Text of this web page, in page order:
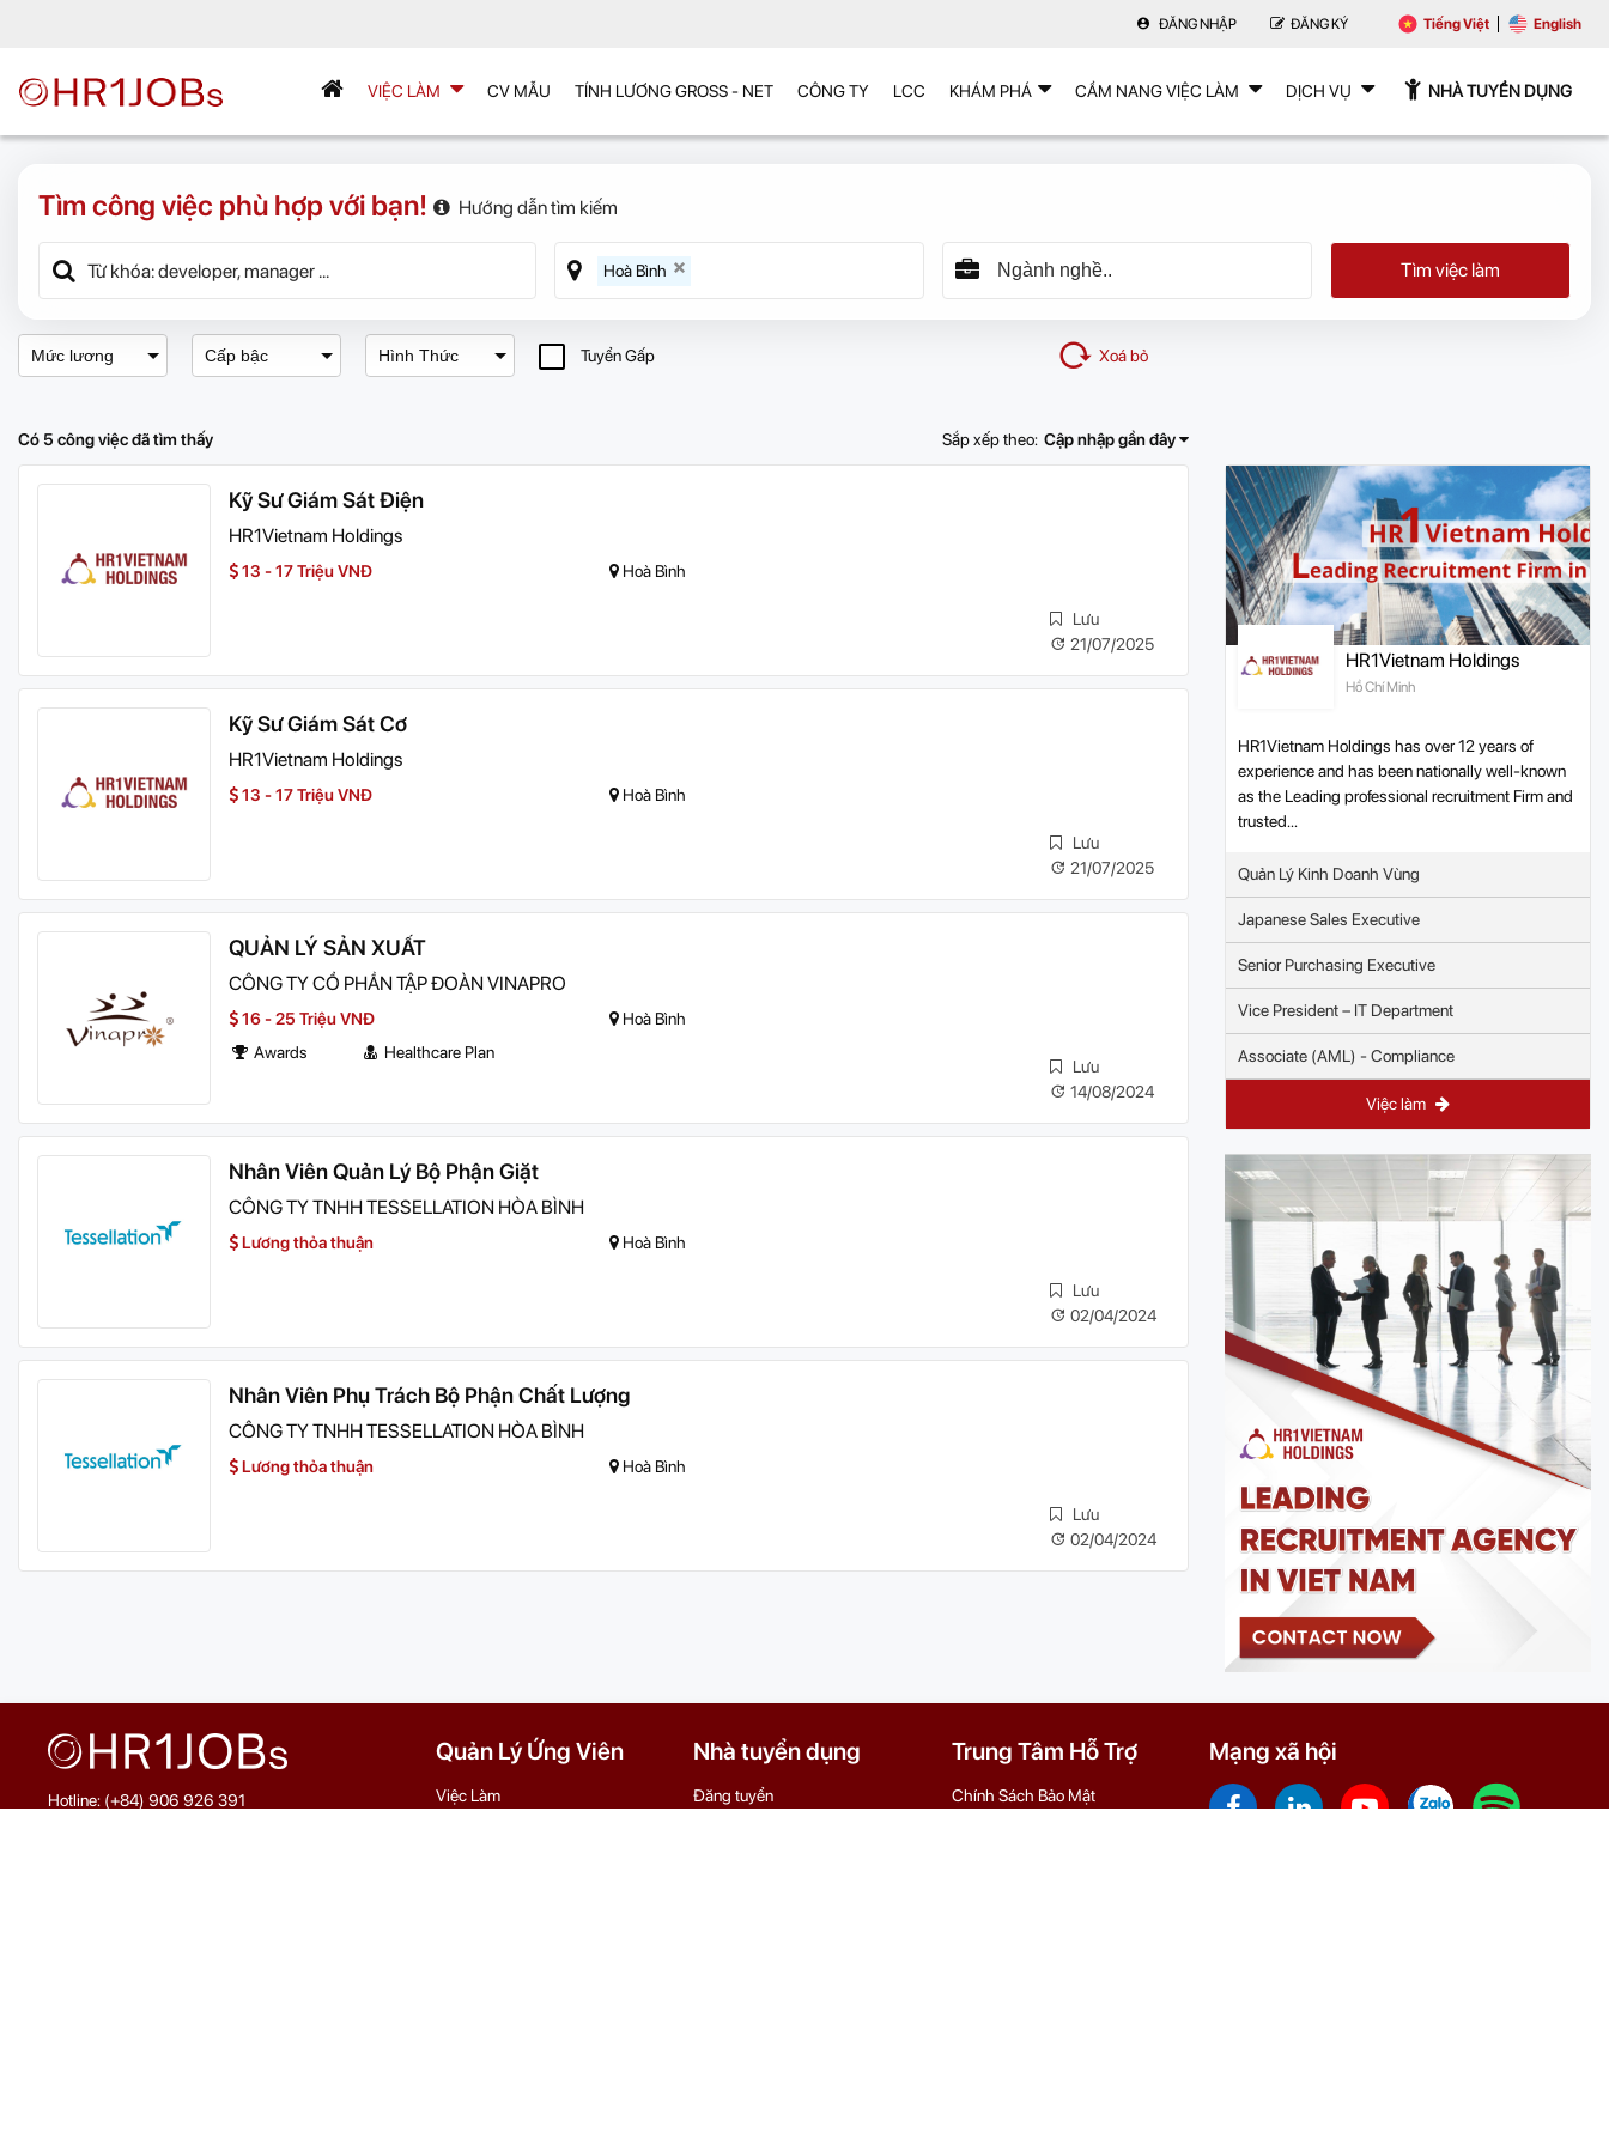
ĐĂNG NHẬP ĐĂNG KÝ Tiếng Việt English
VIỆC LÀM CV MẪU TÍNH LƯƠNG GROSS - NET CÔNG TY LCC KHÁM PHÁ CẨM NANG VIỆC LÀM DỊCH VỤ NHÀ TUYỂN DỤNG
Tìm công việc phù hợp với bạn! Hướng dẫn tìm kiếm
Hoà Bình Tìm việc làm
Mức lương Cấp bậc Hình Thức Tuyển Gấp Xoá bỏ
Có 5 công việc đã tìm thấy Sắp xếp theo: Cập nhập gần đây
Kỹ Sư Giám Sát Điện
HR1Vietnam Holdings
13 - 17 Triệu VNĐ Hoà Bình
Lưu
21/07/2025
Kỹ Sư Giám Sát Cơ
HR1Vietnam Holdings
13 - 17 Triệu VNĐ Hoà Bình
Lưu
21/07/2025
QUẢN LÝ SẢN XUẤT
CÔNG TY CỔ PHẦN TẬP ĐOÀN VINAPRO
16 - 25 Triệu VNĐ
Hoà Bình
Awards
Healthcare Plan
Lưu
14/08/2024
Nhân Viên Quản Lý Bộ Phận Giặt
CÔNG TY TNHH TESSELLATION HÒA BÌNH
Lương thỏa thuận Hoà Bình
Lưu
02/04/2024
Nhân Viên Phụ Trách Bộ Phận Chất Lượng
CÔNG TY TNHH TESSELLATION HÒA BÌNH
Lương thỏa thuận Hoà Bình
Lưu
02/04/2024
HR1Vietnam Holdings
Hồ Chí Minh
HR1Vietnam Holdings has over 12 years of
experience and has been nationally well-known
as the Leading professional recruitment Firm and
trusted...
Quản Lý Kinh Doanh Vùng
Japanese Sales Executive
Senior Purchasing Executive
Vice President – IT Department
Associate (AML) - Compliance
Việc làm
Hotline: (+84) 906 926 391
Quản Lý Ứng Viên
Việc Làm
Nhà tuyển dụng
Đăng tuyển
Trung Tâm Hỗ Trợ
Chính Sách Bảo Mật
Mạng xã hội